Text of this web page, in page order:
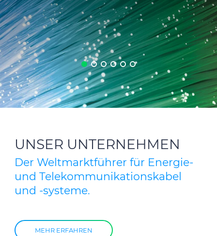
CABLE APP
INSIGHT
PRYSMIAN CLUB
GLOBAL WEBSITE
UNSER UNTERNEHMEN
Der Weltmarktführer für Energie-
und Telekommunikationskabel
und -systeme.
MEHR ERFAHREN